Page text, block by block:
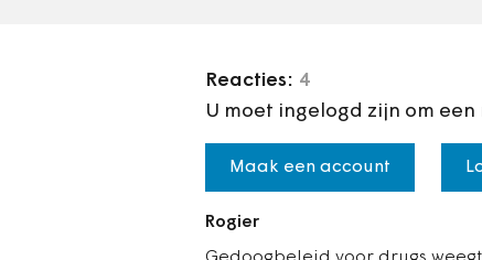
Reacties: 4
U moet ingelogd zijn om
Maak een account
Rogier